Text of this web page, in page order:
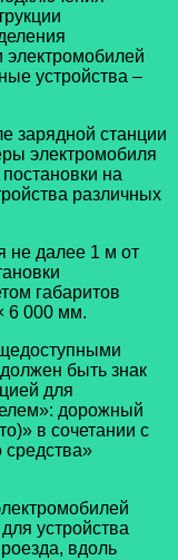
устройства –
зарядной станции
электромобиля
на
различных
не далее 1 м от
габаритов
6 000 мм.
быть знак
для
дорожный
в сочетании с
средства»
устройства
вдоль